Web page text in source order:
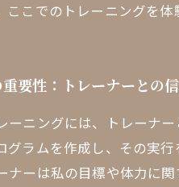
こでのトレーニングを体
要性：トレーナーとの
ーニングには、トレーナ
グラムを作成し、その実
ナーは私の目標や体力に